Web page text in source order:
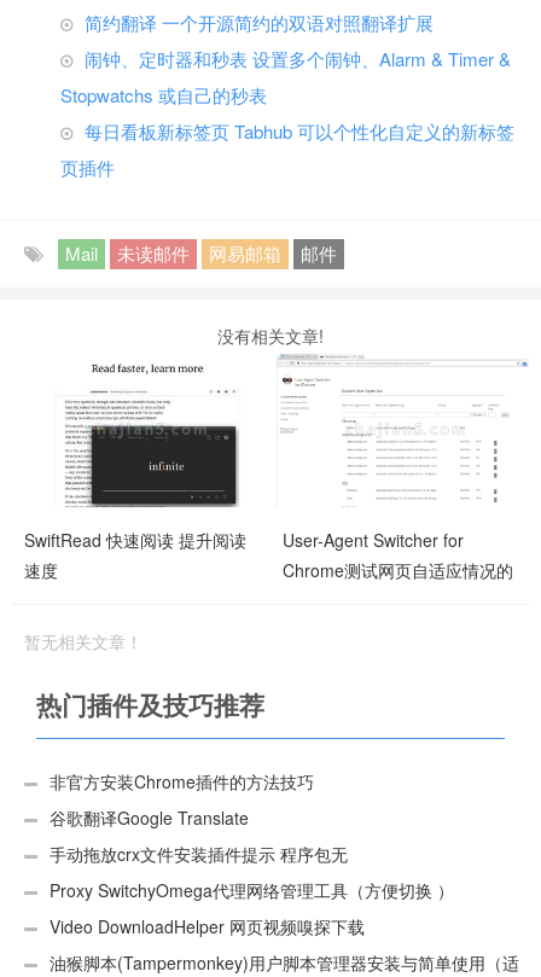
简约翻译 一个开源简约的双语对照翻译扩展
闹钟、定时器和秒表 设置多个闹钟、Alarm & Timer &
Stopwatchs 或自己的秒表
每日看板新标签页 Tabhub 可以个性化自定义的新标签
页插件
Mail 未读邮件 网易邮箱 邮件
没有相关文章!
SwiftRead 快速阅读 提升阅读
速度
User-Agent Switcher for
Chrome测试网页自适应情况的
暂无相关文章！
热门插件及技巧推荐
非官方安装Chrome插件的方法技巧
谷歌翻译Google Translate
手动拖放crx文件安装插件提示 程序包无
效:“CEX_HEADER_INVALID”的解决办法
Proxy SwitchyOmega代理网络管理工具（方便切换 ）
Video DownloadHelper 网页视频嗅探下载
油猴脚本(Tampermonkey)用户脚本管理器安装与简单使用（适